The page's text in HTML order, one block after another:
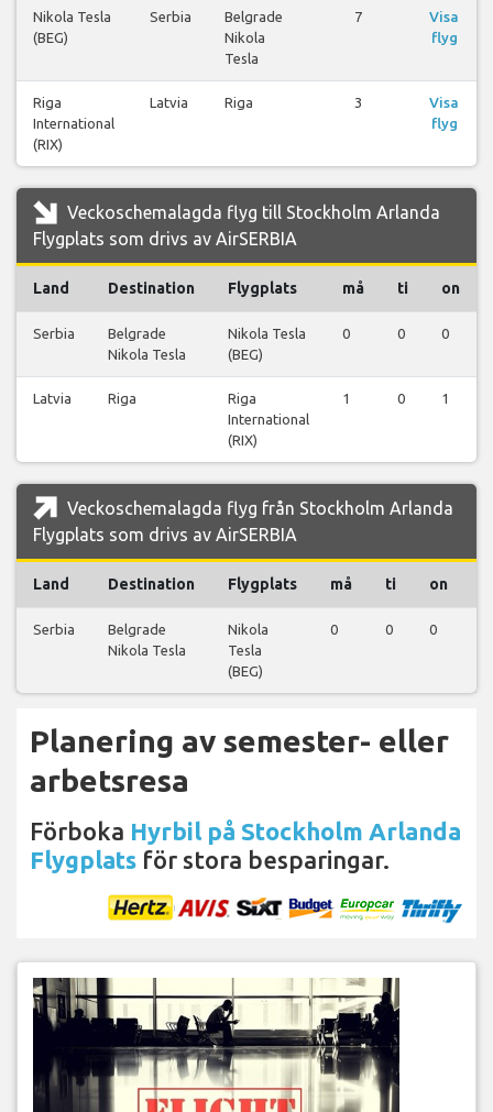
Nikola Tesla
(BEG)
Serbia
Belgrade
Nikola
Tesla
7
Visa
flyg
Riga
International
(RIX)
Latvia Riga 3
Visa
flyg
Veckoschemalagda flyg till Stockholm Arlanda
Flygplats som drivs av AirSERBIA
Land Destination Flygplats må ti on
Serbia
Belgrade
Nikola Tesla
Nikola Tesla
(BEG)
0 0 0
Latvia Riga
Riga
International
(RIX)
1 0 1
Veckoschemalagda flyg från Stockholm Arlanda
Flygplats som drivs av AirSERBIA
Land Destination Flygplats må ti on
Serbia
Belgrade
Nikola Tesla
Nikola
Tesla
(BEG)
0 0 0
Planering av semester- eller
arbetsresa
Förboka Hyrbil på Stockholm Arlanda
Flygplats för stora besparingar.